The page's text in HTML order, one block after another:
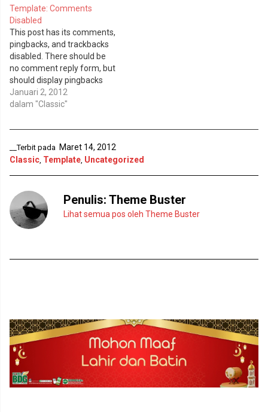
t
e
r
(
M
e
m
b
u
k
a
d
j
d
l
a
y
n
b
a
r
)
e
b
o
k
(
M
e
m
b
u
k
d
e
d
e
l
y
n
b
a
Template: Comments
Disabled
This post has its comments,
pingbacks, and trackbacks
disabled. There should be
no comment reply form, but
should display pingbacks
and trackbacks.
Januari 2, 2012
dalam "Classic"
__Terbit pada Maret 14, 2012
Classic Template Uncategorized
Penulis: Theme Buster
Lihat semua pos oleh Theme Buster